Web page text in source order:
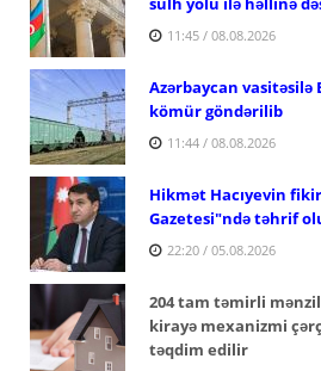
11:45 / 08.08.2026
Azərbaycan vasitəsilə
kömür göndərilib
11:44 / 08.08.2026
Hikmət Hacıyevin
Gazetesi"ndə təhrif
22:20 / 05.08.2026
204 tam təmirli
kirayə mexanizmi
təqdim edilir